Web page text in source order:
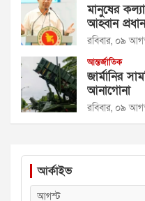
মানুষের
আহ্বান
রবিবার, ০৯
আন্তর্জাতিক
জার্মানির
আনাগোনা
রবিবার, ০৯
আর্কাইভ